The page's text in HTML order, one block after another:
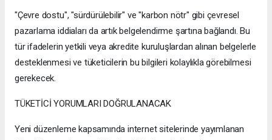
"Çevre dostu", "sürdürülebilir" ve "karbon nötr" gibi çevresel
pazarlama iddiaları da artık belgelendirme şartına bağlandı. Bu
tür ifadelerin yetkili veya akredite kuruluşlardan alınan belgelerle
desteklenmesi ve tüketicilerin bu bilgileri kolaylıkla görebilmesi
gerekecek.
TÜKETİCİ YORUMLARI DOĞRULANACAK
Yeni düzenleme kapsamında internet sitelerinde yayımlanan